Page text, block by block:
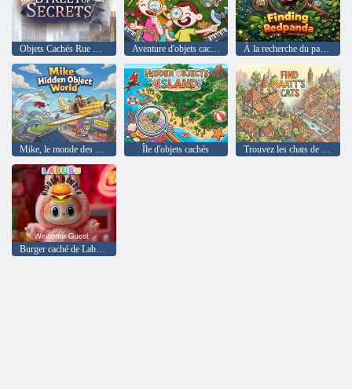
Objets Cachés Rue Des Secrets Aventure d'objets cachés À la recherche du panda roux
Île d'objets cachés
Burger caché de Labubu